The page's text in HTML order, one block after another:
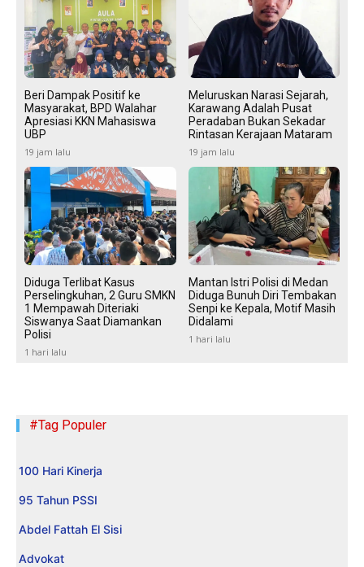
Beri Dampak Positif ke
Masyarakat, BPD Walahar
Apresiasi KKN Mahasiswa
UBP
19 jam lalu
Meluruskan Narasi Sejarah,
Karawang Adalah Pusat
Peradaban Bukan Sekadar
Rintasan Kerajaan Mataram
19 jam lalu
Diduga Terlibat Kasus
Perselingkuhan, 2 Guru SMKN
1 Mempawah Diteriaki
Siswanya Saat Diamankan
Polisi
1 hari lalu
Mantan Istri Polisi di Medan
Diduga Bunuh Diri Tembakan
Senpi ke Kepala, Motif Masih
Didalami
1 hari lalu
#Tag Populer
100 Hari Kinerja
95 Tahun PSSI
Abdel Fattah El Sisi
Advokat